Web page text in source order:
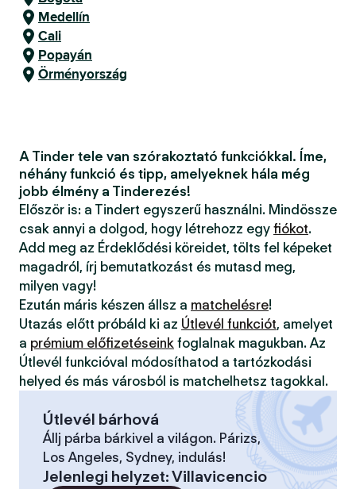
Medellín
Cali
Popayán
Örményország
A Tinder tele van szórakoztató funkciókkal. Íme,
néhány funkció és tipp, amelyeknek hála még
jobb élmény a Tinderezés!
Először is: a Tindert egyszerű használni. Mindössze
csak annyi a dolgod, hogy létrehozz egy fiókot.
Add meg az Érdeklődési köreidet, tölts fel képeket
magadról, írj bemutatkozást és mutasd meg,
milyen vagy!
Ezután máris készen állsz a matchelésre!
Utazás előtt próbáld ki az Útlevél funkciót, amelyet
a prémium előfizetéseink foglalnak magukban. Az
Útlevél funkcióval módosíthatod a tartózkodási
helyed és más városból is matchelhetsz tagokkal.
Útlevél bárhová
Állj párba bárkivel a világon. Párizs,
Los Angeles, Sydney, indulás!
Jelenlegi helyzet:Villavicencio